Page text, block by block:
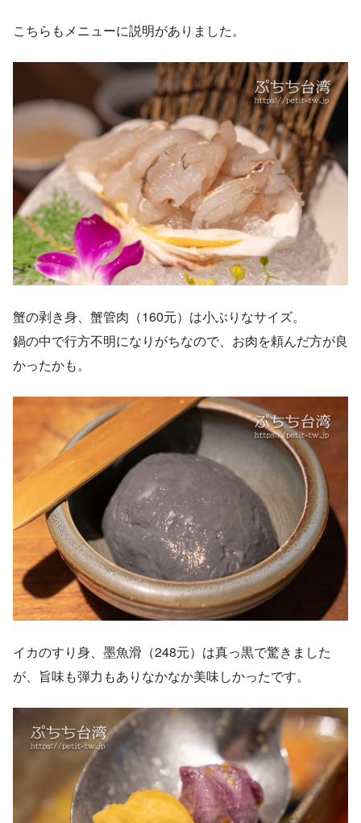
こちらもメニューに説明がありました。
蟹の剥き身、蟹管肉（160元）は小ぶりなサイズ。
鍋の中で行方不明になりがちなので、お肉を頼んだ方が良
かったかも。
イカのすり身、墨魚滑（248元）は真っ黒で驚きました
が、旨味も弾力もありなかなか美味しかったです。